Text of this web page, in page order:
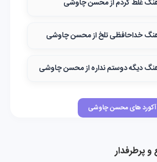
آهنگ غلط کردم از محسن چاوشی
آهنگ خداحافظی تلخ از محسن چاوشی
دیگه دوستم نداره از محسن چاوشی
های محسن چاوشی
پرطرفدار